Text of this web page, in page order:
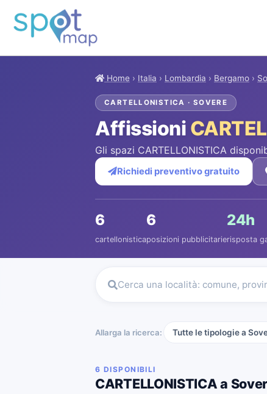
Home › Italia › Lombardia › Bergamo ›
CARTELLONISTICA · SOVERE
Affissioni
Gli spazi CARTELLONISTICA
Richiedi preventivo gratuito
6
cartellonistica
6
posizioni pubblicitarie
24h
risposta
Cerca una località: comune,
Allarga la ricerca: Tutte le tipologie a
6 DISPONIBILI
CARTELLONISTICA a